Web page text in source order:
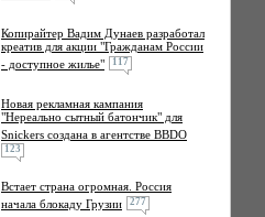
Копирайтер Вадим Дунаев разработал
креатив для акции "Гражданам России
- доступное жилье"
117
Новая рекламная кампания
"Нереально сытный батончик" для
Snickers создана в агентстве BBDO
123
Встает страна огромная. Россия
начала блокаду Грузии
277